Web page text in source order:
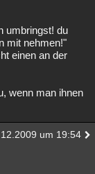
umbringst! du
mit nehmen!"
einen an der
wenn man ihnen
um 19:54